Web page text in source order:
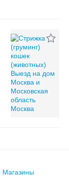
Магазины